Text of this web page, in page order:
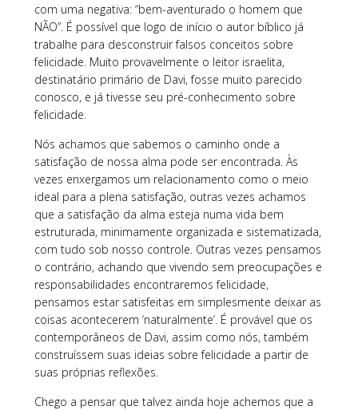
com uma negativa: “bem-aventurado o homem que
NÃO”. É possível que logo de início o autor bíblico já
trabalhe para desconstruir falsos conceitos sobre
felicidade. Muito provavelmente o leitor israelita,
destinatário primário de Davi, fosse muito parecido
conosco, e já tivesse seu pré-conhecimento sobre
felicidade.
Nós achamos que sabemos o caminho onde a
satisfação de nossa alma pode ser encontrada. Às
vezes enxergamos um relacionamento como o meio
ideal para a plena satisfação, outras vezes achamos
que a satisfação da alma esteja numa vida bem
estruturada, minimamente organizada e sistematizada,
com tudo sob nosso controle. Outras vezes pensamos
o contrário, achando que vivendo sem preocupações e
responsabilidades encontraremos felicidade,
pensamos estar satisfeitas em simplesmente deixar as
coisas acontecerem ‘naturalmente’. É provável que os
contemporâneos de Davi, assim como nós, também
construíssem suas ideias sobre felicidade a partir de
suas próprias reflexões.
Chego a pensar que talvez ainda hoje achemos que a